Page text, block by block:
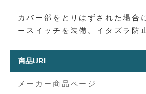
カバー部をとりはずされた場合
ースイッチを装備。イタズラ防
商品URL
メーカー商品ページ